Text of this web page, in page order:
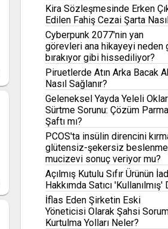
Kira Sözleşmesinde Erken
Edilen Fahiş Cezai Şarta
Cyberpunk 2077'nin yan
görevleri ana hikayeyi neden
bırakıyor gibi hissediliyor?
Piruetlerde Atın Arka Bacak
Nasıl Sağlanır?
Geleneksel Yayda Yeleli
Sürtme Sorunu: Çözüm
Şaftı mı?
PCOS'ta insülin direncini
glütensiz-şekersiz
mucizevi sonuç veriyor mu?
Açılmış Kutulu Sıfır Ürünün
Hakkımda Satıcı
İflas Eden Şirketin Eski
Yöneticisi Olarak Şahsi
Kurtulma Yolları Neler?